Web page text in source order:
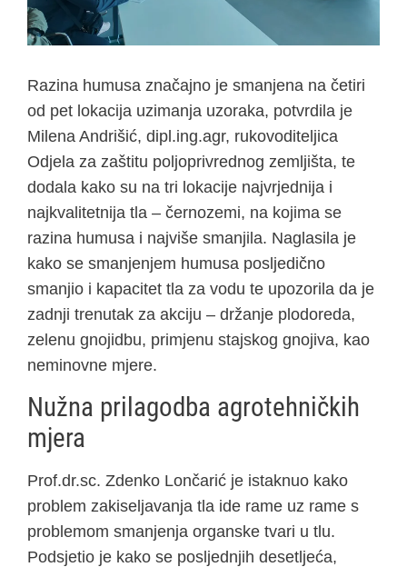
Razina humusa značajno je smanjena na četiri
od pet lokacija uzimanja uzoraka, potvrdila je
Milena Andrišić, dipl.ing.agr, rukovoditeljica
Odjela za zaštitu poljoprivrednog zemljišta, te
dodala kako su na tri lokacije najvrjednija i
najkvalitetnija tla – černozemi, na kojima se
razina humusa i najviše smanjila. Naglasila je
kako se smanjenjem humusa posljedično
smanjio i kapacitet tla za vodu te upozorila da je
zadnji trenutak za akciju – držanje plodoreda,
zelenu gnojidbu, primjenu stajskog gnojiva, kao
neminovne mjere.
Nužna prilagodba agrotehničkih
mjera
Prof.dr.sc. Zdenko Lončarić je istaknuo kako
problem zakiseljavanja tla ide rame uz rame s
problemom smanjenja organske tvari u tlu.
Podsjetio je kako se posljednjih desetljeća,